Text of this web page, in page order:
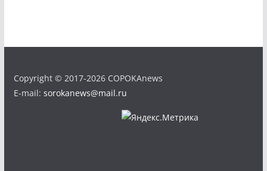
Copyright © 2017-2026 COPOKAnews
E-mail: sorokanews@mail.ru